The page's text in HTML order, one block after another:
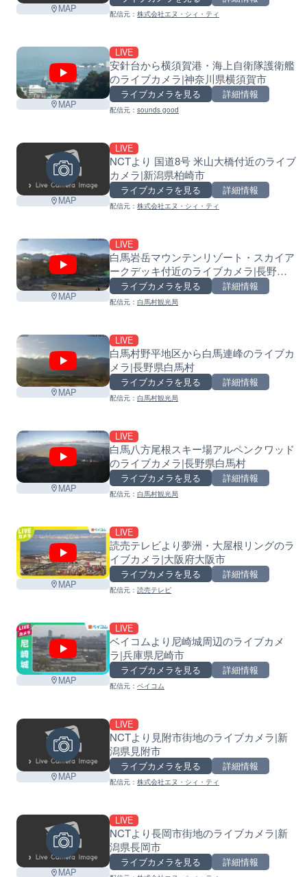
MAP 配信元： 株式会社エヌ・シィ・ティ
MAP
LIVE
安針台から横須賀港・海上自衛隊護衛艦
のライブカメラ|神奈川県横須賀市
ライブカメラを見る 詳細情報
配信元： sounds good
MAP
LIVE
NCTより 国道8号 米山大橋付近のライブ
カメラ|新潟県柏崎市
ライブカメラを見る 詳細情報
配信元： 株式会社エヌ・シィ・ティ
MAP
LIVE
白馬岩岳マウンテンリゾート・スカイア
ークデッキ付近のライブカメラ|長野県
白馬村
ライブカメラを見る 詳細情報
配信元： 白馬村観光局
MAP
LIVE
白馬村野平地区から白馬連峰のライブカ
メラ|長野県白馬村
ライブカメラを見る 詳細情報
配信元： 白馬村観光局
MAP
LIVE
白馬八方尾根スキー場アルペンクワッド
のライブカメラ|長野県白馬村
ライブカメラを見る 詳細情報
配信元： 白馬村観光局
MAP
LIVE
読売テレビより夢洲・大屋根リングのラ
イブカメラ|大阪府大阪市
ライブカメラを見る 詳細情報
配信元： 読売テレビ
MAP
LIVE
ベイコムより尼崎城周辺のライブカメ
ラ|兵庫県尼崎市
ライブカメラを見る 詳細情報
配信元： ベイコム
MAP
LIVE
NCTより見附市街地のライブカメラ|新
潟県見附市
ライブカメラを見る 詳細情報
配信元： 株式会社エヌ・シィ・ティ
MAP
LIVE
NCTより長岡市街地のライブカメラ|新
潟県長岡市
ライブカメラを見る 詳細情報